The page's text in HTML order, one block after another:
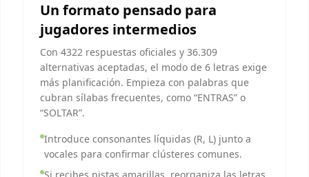
Un formato pensado para
jugadores intermedios
Con 4322 respuestas oficiales y 36.309
alternativas aceptadas, el modo de 6 letras exige
más planificación. Empieza con palabras que
cubran sílabas frecuentes, como “ENTRAS” o
“SOLTAR”.
Introduce consonantes líquidas (R, L) junto a
vocales para confirmar clústeres comunes.